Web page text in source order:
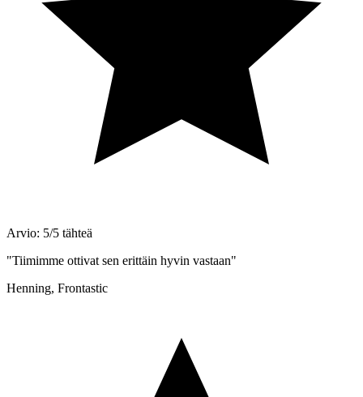
Arvio: 5/5 tähteä
"Tiimimme ottivat sen erittäin hyvin vastaan"
Henning, Frontastic